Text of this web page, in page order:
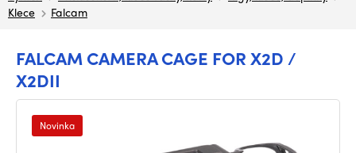
Klece
Falcam
FALCAM CAMERA CAGE FOR X2D /
X2DII
Novinka